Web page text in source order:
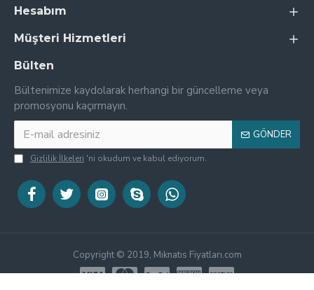
Hesabım
Müşteri Hizmetleri
Bülten
Bültenimize kaydolarak herhangi bir güncelleme veya
promosyonu kaçırmayın.
GÖNDER
Gizlilik İlkeleri 'ni okudum ve kabul ediyorum.
Copyright © 2019, Mıknatıs Fiyatları.com